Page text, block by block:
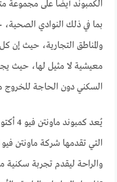
الكمبوند أيضًا على مجموعة
بما في ذلك النوادي الصحية،
والمناطق التجارية، حيث
معيشية لا مثيل لها، حيث
السكني دون الحاجة للخروج
يُعد
التي تقدمها شركة ماونتن